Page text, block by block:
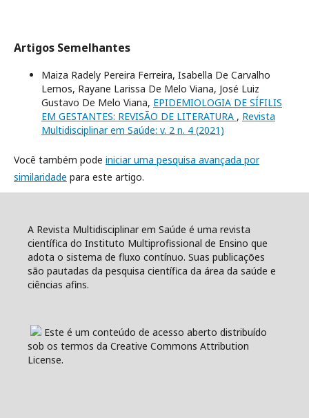
Artigos Semelhantes
Maiza Radely Pereira Ferreira, Isabella De Carvalho
Lemos, Rayane Larissa De Melo Viana, José Luiz
Gustavo De Melo Viana, EPIDEMIOLOGIA DE SÍFILIS
EM GESTANTES: REVISÃO DE LITERATURA , Revista
Multidisciplinar em Saúde: v. 2 n. 4 (2021)
Você também pode iniciar uma pesquisa avançada por
similaridade para este artigo.
A Revista Multidisciplinar em Saúde é uma revista
científica do Instituto Multiprofissional de Ensino que
adota o sistema de fluxo contínuo. Suas publicações
são pautadas da pesquisa científica da área da saúde e
ciências afins.
Este é um conteúdo de acesso aberto distribuído
sob os termos da Creative Commons Attribution
License.